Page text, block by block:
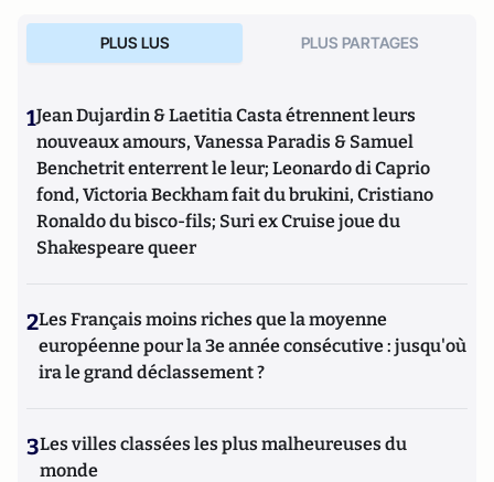
PLUS LUS PLUS PARTAGES
1Jean Dujardin & Laetitia Casta étrennent leurs
nouveaux amours, Vanessa Paradis & Samuel
Benchetrit enterrent le leur; Leonardo di Caprio
fond, Victoria Beckham fait du brukini, Cristiano
Ronaldo du bisco-fils; Suri ex Cruise joue du
Shakespeare queer
2Les Français moins riches que la moyenne
européenne pour la 3e année consécutive : jusqu'où
ira le grand déclassement ?
3Les villes classées les plus malheureuses du
monde